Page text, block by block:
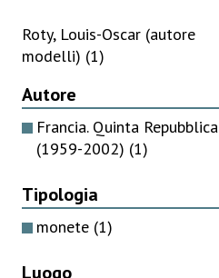
Roty, Louis-Oscar (autore
modelli) (1)
Autore
Francia. Quinta Repubblica
(1959-2002) (1)
Tipologia
monete (1)
Luogo